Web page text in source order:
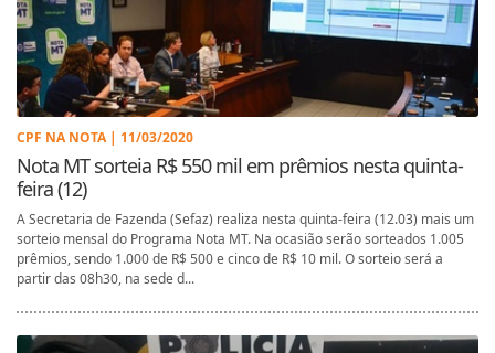
CPF NA NOTA | 11/03/2020
Nota MT sorteia R$ 550 mil em prêmios nesta quinta-
feira (12)
A Secretaria de Fazenda (Sefaz) realiza nesta quinta-feira (12.03) mais um
sorteio mensal do Programa Nota MT. Na ocasião serão sorteados 1.005
prêmios, sendo 1.000 de R$ 500 e cinco de R$ 10 mil. O sorteio será a
partir das 08h30, na sede d...